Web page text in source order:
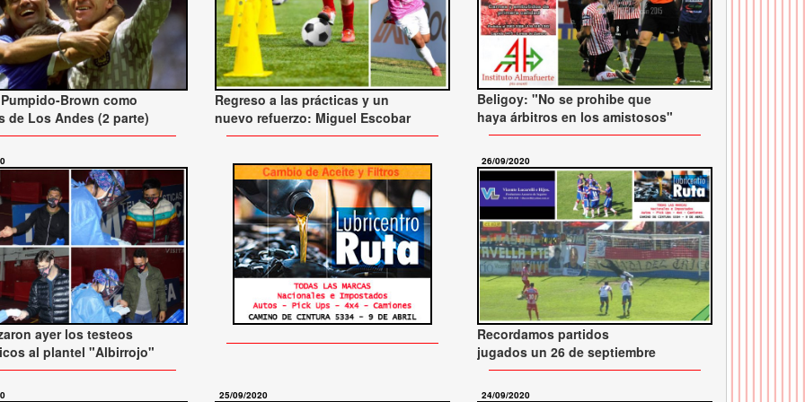
Brown como
de Los Andes (2 parte)
Regreso a las prácticas y un
nuevo refuerzo: Miguel Escobar
Beligoy: "No se prohibe que
haya árbitros en los amistosos"
ayer los testeos
al plantel "Albirrojo"
26/09/2020
Recordamos partidos
jugados un 26 de septiembre
25/09/2020 24/09/2020